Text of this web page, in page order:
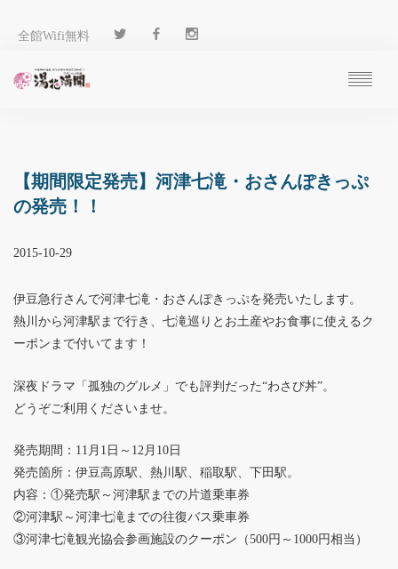
全館Wifi無料
客 室
温 泉
料 理
施 設
ブログ
ENGLISH
【期間限定発売】河津七滝・おさんぽきっぷ
の発売！！
2015-10-29
伊豆急行さんで河津七滝・おさんぽきっぷを発売いたします。
熱川から河津駅まで行き、七滝巡りとお土産やお食事に使えるク
ーポンまで付いてます！
深夜ドラマ「孤独のグルメ」でも評判だった“わさび丼”。
どうぞご利用くださいませ。
発売期間：11月1日～12月10日
発売箇所：伊豆高原駅、熱川駅、稲取駅、下田駅。
内容：①発売駅～河津駅までの片道乗車券
②河津駅～河津七滝までの往復バス乗車券
③河津七滝観光協会参画施設のクーポン（500円～1000円相当）